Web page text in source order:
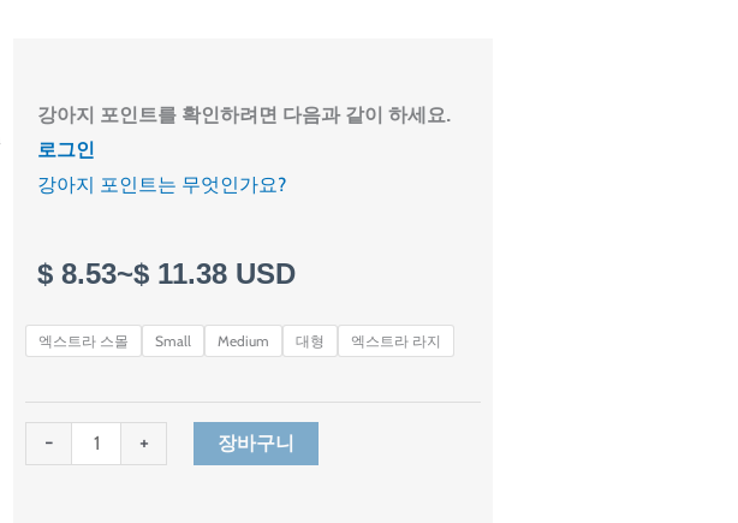
강아지 포인트를 확인하려면 다음과 같이 하세요.
로그인
강아지 포인트는 무엇인가요?
$ 8.53~$ 11.38가
격
위:
USD
엑스트라 스몰 Small Medium 대형 엑스트라 라지
-
Pawsport
Adventure
Dog
+ 장바구니